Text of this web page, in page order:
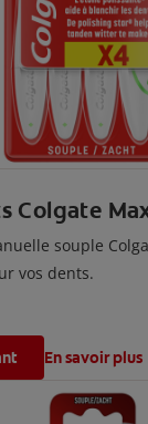
Colgate
souple
vos dents.
En savoir plus